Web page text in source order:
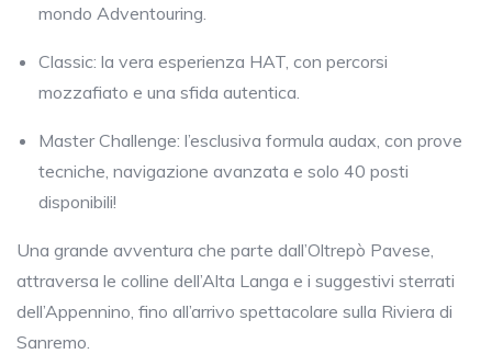
mondo Adventouring.
Classic: la vera esperienza HAT, con percorsi
mozzafiato e una sfida autentica.
Master Challenge: l’esclusiva formula audax, con prove
tecniche, navigazione avanzata e solo 40 posti
disponibili!
Una grande avventura che parte dall’Oltrepò Pavese,
attraversa le colline dell’Alta Langa e i suggestivi sterrati
dell’Appennino, fino all’arrivo spettacolare sulla Riviera di
Sanremo.